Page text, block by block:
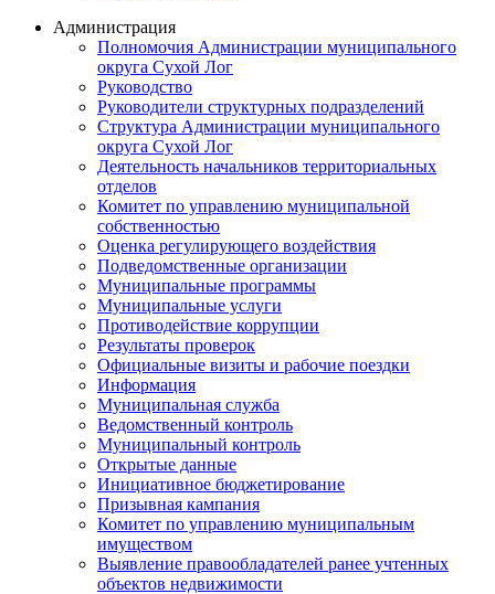
Администрация
Полномочия Администрации муниципального
округа Сухой Лог
Руководство
Руководители структурных подразделений
Структура Администрации муниципального
округа Сухой Лог
Деятельность начальников территориальных
отделов
Комитет по управлению муниципальной
собственностью
Оценка регулирующего воздействия
Подведомственные организации
Муниципальные программы
Муниципальные услуги
Противодействие коррупции
Результаты проверок
Официальные визиты и рабочие поездки
Информация
Муниципальная служба
Ведомственный контроль
Муниципальный контроль
Открытые данные
Инициативное бюджетирование
Призывная кампания
Комитет по управлению муниципальным
имуществом
Выявление правообладателей ранее учтенных
объектов недвижимости